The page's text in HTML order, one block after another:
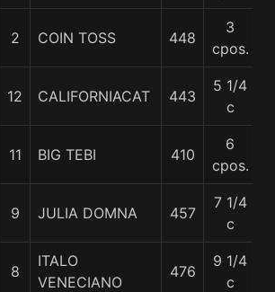
2 COIN TOSS 448
3
cpos.
12 CALIFORNIACAT 443
5 1/4
c
11 BIG TEBI 410
6
cpos.
9 JULIA DOMNA 457
7 1/4
c
8
ITALO
VENECIANO
476
9 1/4
c